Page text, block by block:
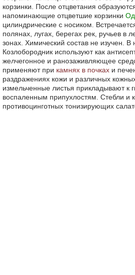
корзинки. После отцветания
напоминающие отцветшие корзинки
цилиндрические с носиком.
полянах, лугах, берегах рек, ручьев в
зонах. Химический состав не изучен.
Козлобородник используют как
желчегонное и ранозаживляющее
применяют при камнях в почках и
раздражениях кожи и различных
измельченные листья прикладывают к
воспаленным припухлостям. Стебли и
противоцинготных тонизирующих